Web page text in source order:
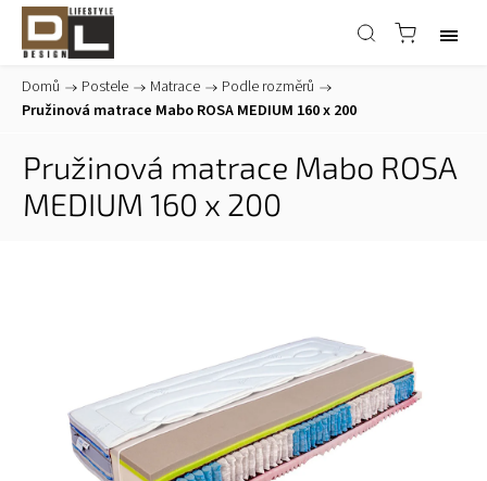
Domů / Postele / Matrace / Podle rozměrů /
Pružinová matrace Mabo ROSA MEDIUM 160 x 200
Pružinová matrace Mabo ROSA
MEDIUM 160 x 200